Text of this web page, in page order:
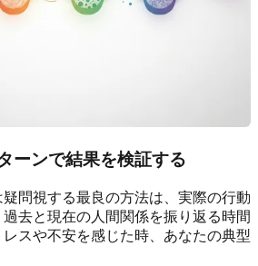
ーンで結果を検証する
問視する最良の方法は、実際の行動
去と現在の人間関係を振り返る時間
スや不安を感じた時、あなたの典型